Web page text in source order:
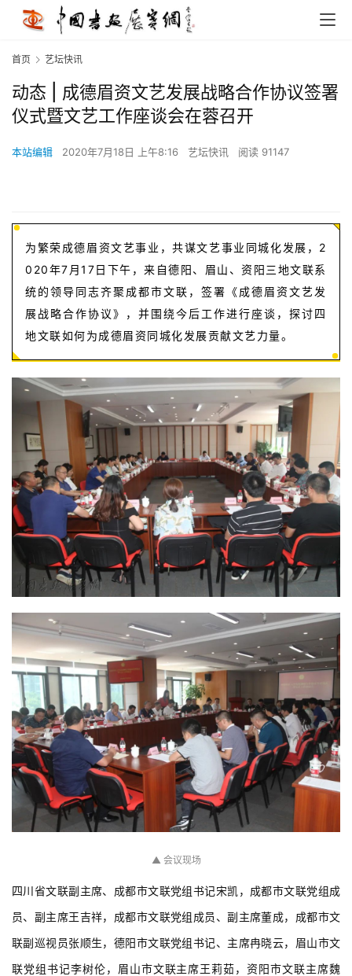
首页 艺坛快讯
动态 | 成德眉资文艺发展战略合作协议签署
仪式暨文艺工作座谈会在蓉召开
本站编辑 2020年7月18日 上午8:16 艺坛快讯 阅读 91147
为繁荣成德眉资文艺事业，共谋文艺事业同城化发展，2
020年7月17日下午，来自德阳、眉山、资阳三地文联系
统的领导同志齐聚成都市文联，签署《成德眉资文艺发
展战略合作协议》，并围绕今后工作进行座谈，探讨四
地文联如何为成德眉资同城化发展贡献文艺力量。
▲ 会议现场
四川省文联副主席、成都市文联党组书记宋凯，成都市文联党组成
员、副主席王吉祥，成都市文联党组成员、副主席董成，成都市文
联副巡视员张顺生，德阳市文联党组书记、主席冉晓云，眉山市文
联党组书记李树伦，眉山市文联主席王莉茹，资阳市文联主席魏